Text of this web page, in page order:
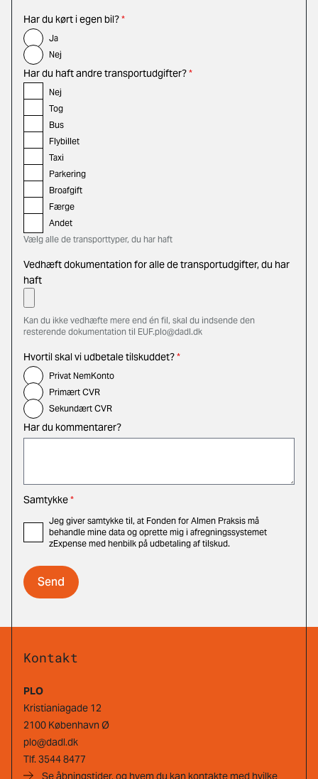
Har du kørt i egen bil?*
Ja
Nej
Har du haft andre transportudgifter?*
Nej
Tog
Bus
Flybillet
Taxi
Parkering
Broafgift
Færge
Andet
Vælg alle de transporttyper, du har haft
Vedhæft dokumentation for alle de transportudgifter, du har
haft
Kan du ikke vedhæfte mere end én fil, skal du indsende den
resterende dokumentation til EUF.plo@dadl.dk
Hvortil skal vi udbetale tilskuddet?*
Privat NemKonto
Primært CVR
Sekundært CVR
Har du kommentarer?
Samtykke*
Jeg giver samtykke til, at Fonden for Almen Praksis må
behandle mine data og oprette mig i afregningssystemet
zExpense med henbilk på udbetaling af tilskud.
Kontakt
PLO
Kristianiagade 12
2100 København Ø
plo@dadl.dk
Tlf.3544 8477
Se åbningstider, og hvem du kan kontakte med hvilke